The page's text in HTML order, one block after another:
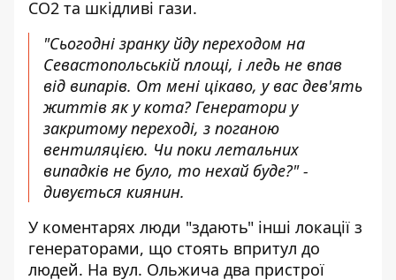
CO2 та шкідливі гази.
"Сьогодні зранку йду переходом на
Севастопольській площі, і ледь не впав
від випарів. От мені цікаво, у вас дев'ять
життів як у кота? Генератори у
закритому переході, з поганою
вентиляцією. Чи поки летальних
випадків не було, то нехай буде?" -
дивується киянин.
У коментарях люди "здають" інші локації з
генераторами, що стоять впритул до
людей. На вул. Ольжича два пристрої